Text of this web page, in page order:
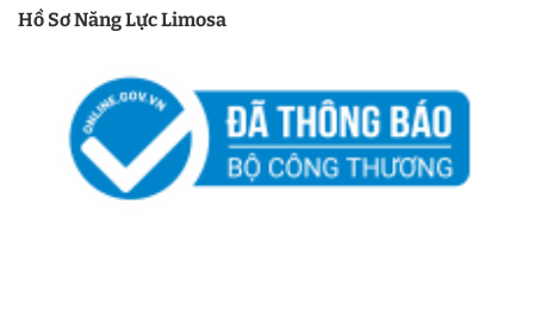
Hồ Sơ Năng Lực Limosa